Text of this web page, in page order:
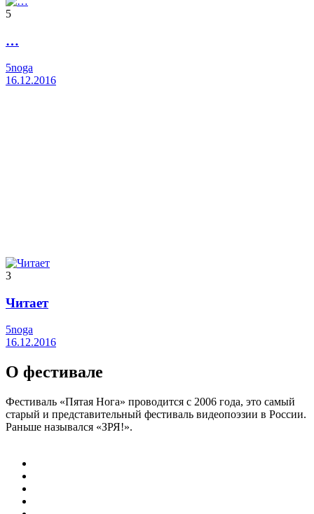
5
…
5noga
16.12.2016
3
Читает
5noga
16.12.2016
О фестивале
Фестиваль «Пятая Нога» проводится с 2006 года, это самый
старый и представительный фестиваль видеопоэзии в России.
Раньше назывался «ЗРЯ!».